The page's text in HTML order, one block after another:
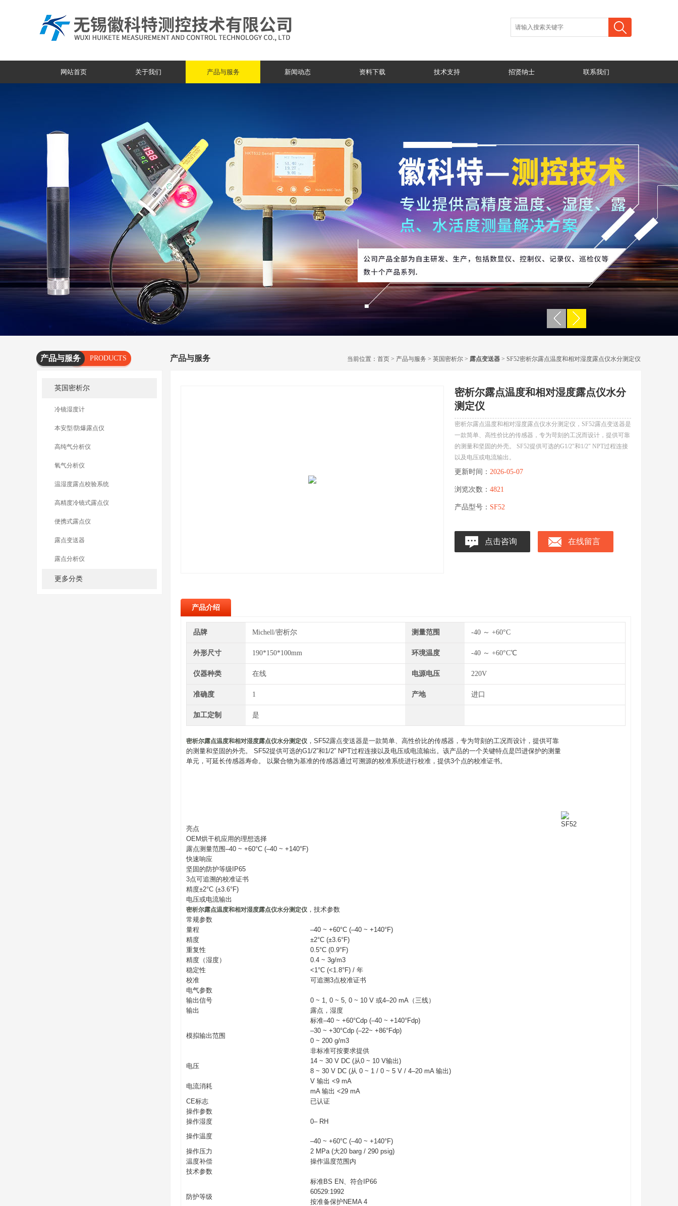
网站首页 关于我们 产品与服务 新闻动态 资料下载 技术支持 招贤纳士 联系我们
产品与服务
PRODUCTS
英国密析尔
冷镜湿度计
本安型/防爆露点仪
高纯气分析仪
氧气分析仪
温湿度露点校验系统
高精度冷镜式露点仪
便携式露点仪
露点变送器
露点分析仪
更多分类
产品与服务 当前位置： 首页 > 产品与服务 > 英国密析尔 > 露点变送器 > SF52密析尔露点温度和相对湿度露点仪水分测定仪
密析尔露点温度和相对湿度露点仪水分
测定仪
密析尔露点温度和相对湿度露点仪水分测定仪，SF52露点变送器是
一款简单、高性价比的传感器，专为苛刻的工况而设计，提供可靠
的测量和坚固的外壳。 SF52提供可选的G1/2"和1/2" NPT过程连接
以及电压或电流输出。
更新时间： 2026-05-07
浏览次数： 4821
产品型号： SF52
点击咨询 在线留言
产品介绍
品牌 Michell/密析尔 测量范围 -40 ～ +60°C
外形尺寸 190*150*100mm 环境温度 -40 ～ +60°C℃
仪器种类 在线 电源电压 220V
准确度 1 产地 进口
加工定制 是
密析尔露点温度和相对湿度露点仪水分测定仪 ，SF52露点变送器是一款简单、高性价比的传感器，专为苛刻的工况而设计，提供可靠
的测量和坚固的外壳。 SF52提供可选的G1/2”和1/2” NPT过程连接以及电压或电流输出。该产品的一个关键特点是凹进保护的测量
单元，可延长传感器寿命。 以聚合物为基准的传感器通过可溯源的校准系统进行校准，提供3个点的校准证书。
亮点
OEM烘干机应用的理想选择
露点测量范围–40 ~ +60°C (–40 ~ +140°F)
快速响应
坚固的防护等级IP65
3点可追溯的校准证书
精度±2°C (±3.6°F)
电压或电流输出
密析尔露点温度和相对湿度露点仪水分测定仪 ，技术参数
常规参数
量程
–40 ~ +60°C (–40 ~ +140°F)
精度
±2°C (±3.6°F)
重复性
0.5°C (0.9°F)
精度（湿度）
0.4 ~ 3g/m3
稳定性
<1°C (<1.8°F) / 年
校准
可追溯3点校准证书
电气参数
输出信号
0 ~ 1, 0 ~ 5, 0 ~ 10 V 或4–20 mA（三线）
输出
露点，湿度
模拟输出范围
标准–40 ~ +60°Cdp (–40 ~ +140°Fdp)
–30 ~ +30°Cdp (–22~ +86°Fdp)
0 ~ 200 g/m3
非标准可按要求提供
电压
14 ~ 30 V DC (从0 ~ 10 V输出)
8 ~ 30 V DC (从 0 ~ 1 / 0 ~ 5 V / 4–20 mA 输出)
电流消耗
V 输出 <9 mA
mA 输出 <29 mA
CE标志
已认证
操作参数
操作湿度
0– RH
操作温度
–40 ~ +60°C (–40 ~ +140°F)
操作压力
2 MPa (大20 barg / 290 psig)
温度补偿
操作温度范围内
技术参数
防护等级
标准BS EN、符合IP66
60529:1992
按准备保护NEMA 4